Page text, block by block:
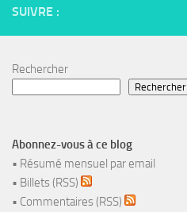
SUIVRE :
Rechercher
Rechercher
Abonnez-vous à ce blog
• Résumé mensuel par email
• Billets (RSS)
• Commentaires (RSS)